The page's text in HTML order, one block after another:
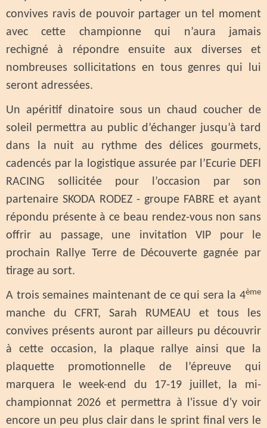
convives ravis de pouvoir partager un tel moment
avec cette championne qui n’aura jamais
rechigné à répondre ensuite aux diverses et
nombreuses sollicitations en tous genres qui lui
seront adressées.
Un apéritif dinatoire sous un chaud coucher de
soleil permettra au public d’échanger jusqu’à tard
dans la nuit au rythme des délices gourmets,
cadencés par la logistique assurée par l’Ecurie DEFI
RACING sollicitée pour l’occasion par son
partenaire SKODA RODEZ - groupe FABRE et ayant
répondu présente à ce beau rendez-vous non sans
offrir au passage, une invitation VIP pour le
prochain Rallye Terre de Découverte gagnée par
tirage au sort.
A trois semaines maintenant de ce qui sera la 4ème
manche du CFRT, Sarah RUMEAU et tous les
convives présents auront par ailleurs pu découvrir
à cette occasion, la plaque rallye ainsi que la
plaquette promotionnelle de l’épreuve qui
marquera le week-end du 17-19 juillet, la mi-
championnat 2026 et permettra à l'issue d'y voir
encore un peu plus clair dans le sprint final vers le